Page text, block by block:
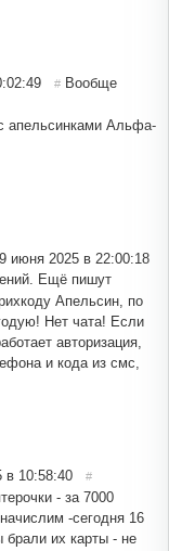
# Вообще
апельсинками Альфа-
июня 2025 в 22:00:18
Ещё пишут
Апельсин, по
Нет чата! Если
авторизация,
и кода из смс,
в 10:58:40 #
- за 7000
-сегодня 16
брали их карты - не